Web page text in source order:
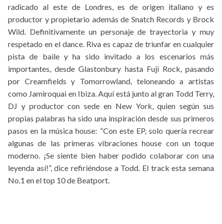
radicado al este de Londres, es de origen italiano y es
productor y propietario además de Snatch Records y Brock
Wild. Definitivamente un personaje de trayectoria y muy
respetado en el dance. Riva es capaz de triunfar en cualquier
pista de baile y ha sido invitado a los escenarios más
importantes, desde Glastonbury hasta Fuji Rock, pasando
por Creamfields y Tomorrowland, teloneando a artistas
como Jamiroquai en Ibiza. Aquí está junto al gran Todd Terry,
DJ y productor con sede en New York, quien según sus
propias palabras ha sido una inspiración desde sus primeros
pasos en la música house: “Con este EP, solo quería recrear
algunas de las primeras vibraciones house con un toque
moderno. ¡Se siente bien haber podido colaborar con una
leyenda así!”, dice refiriéndose a Todd. El track esta semana
No.1 en el top 10 de Beatport.